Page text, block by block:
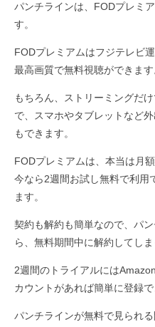
パンチラインは、FODプレミ
す。
FODプレミアムはフジテレビ
最高画質で無料視聴ができます
もちろん、ストリーミングだ
で、スマホやタブレットなど
もできます。
FODプレミアムは、本当は月
今なら2週間お試し無料で利用
ます。
契約も解約も簡単なので、パ
ら、無料期間中に解約してしま
2週間のトライアルには
カウントがあれば簡単に登録で
パンチラインが無料で見られ